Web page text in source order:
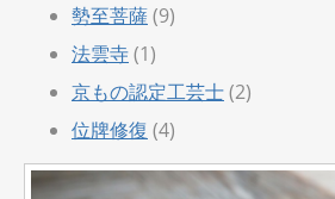
勢至菩薩(9)
法雲寺(1)
京もの認定工芸士(2)
位牌修復 (4)